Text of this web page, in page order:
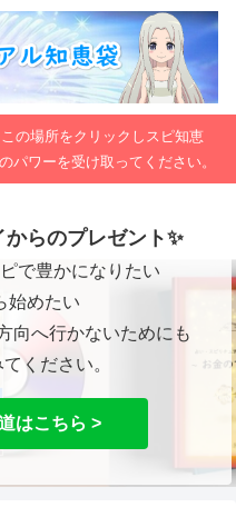
の場所をクリックしスピ知恵
パワーを受け取ってください。
らのプレゼント✨
で豊かになりたい
始めたい
向へ行かないためにも
ください。
はこちら >